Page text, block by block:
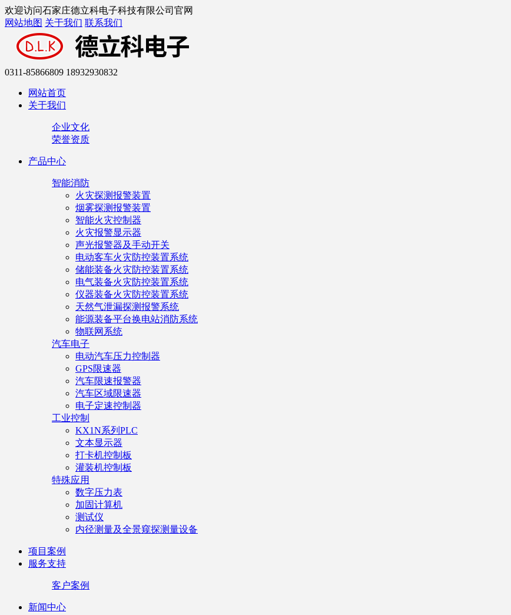
欢迎访问石家庄德立科电子科技有限公司官网
网站地图 关于我们 联系我们
0311-85866809 18932930832
网站首页
关于我们
企业文化
荣誉资质
产品中心
智能消防
火灾探测报警装置
烟雾探测报警装置
智能火灾控制器
火灾报警显示器
声光报警器及手动开关
电动客车火灾防控装置系统
储能装备火灾防控装置系统
电气装备火灾防控装置系统
仪器装备火灾防控装置系统
天然气泄漏探测报警系统
能源装备平台换电站消防系统
物联网系统
汽车电子
电动汽车压力控制器
GPS限速器
汽车限速报警器
汽车区域限速器
电子定速控制器
工业控制
KX1N系列PLC
文本显示器
打卡机控制板
灌装机控制板
特殊应用
数字压力表
加固计算机
测试仪
内径测量及全景窥探测量设备
项目案例
服务支持
客户案例
新闻中心